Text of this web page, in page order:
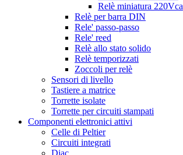
Relè miniatura 220Vca
Relè per barra DIN
Rele' passo-passo
Rele' reed
Relè allo stato solido
Relè temporizzati
Zoccoli per relè
Sensori di livello
Tastiere a matrice
Torrette isolate
Torrette per circuiti stampati
Componenti elettronici attivi
Celle di Peltier
Circuiti integrati
Diac